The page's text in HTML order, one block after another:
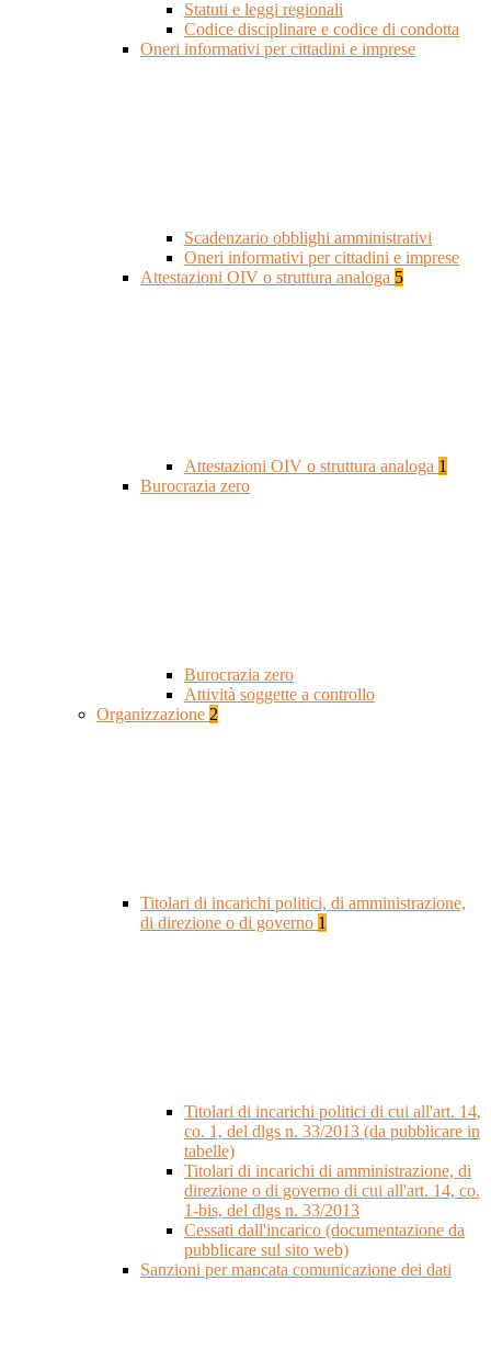
Statuti e leggi regionali
Codice disciplinare e codice di condotta
Oneri informativi per cittadini e imprese
Scadenzario obblighi amministrativi
Oneri informativi per cittadini e imprese
Attestazioni OIV o struttura analoga 5
Attestazioni OIV o struttura analoga 1
Burocrazia zero
Burocrazia zero
Attività soggette a controllo
Organizzazione 2
Titolari di incarichi politici, di amministrazione,
di direzione o di governo 1
Titolari di incarichi politici di cui all'art. 14,
co. 1, del dlgs n. 33/2013 (da pubblicare in
tabelle)
Titolari di incarichi di amministrazione, di
direzione o di governo di cui all'art. 14, co.
1-bis, del dlgs n. 33/2013
Cessati dall'incarico (documentazione da
pubblicare sul sito web)
Sanzioni per mancata comunicazione dei dati